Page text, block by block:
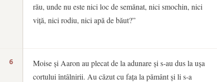
6
rău, unde nu este nici loc de semănat, nici smochin, nici
viță, nici rodiu, nici apă de băut?”
Moise și Aaron au plecat de la adunare și s-au dus la ușa
cortului întâlnirii. Au căzut cu fața la pământ și li s-a